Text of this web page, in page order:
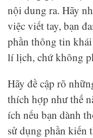
nội dung ra. Hãy
việc viết tay, bạn
phần thông tin
lí lịch, chứ không
Hãy đề cập rõ
thích hợp như thế
ích nếu bạn dành
sử dụng phần kiến